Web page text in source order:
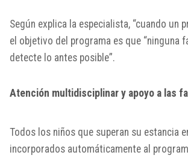
Según explica la especialista, “cuando un
el objetivo del programa es que
detecte lo antes posible”.
Atención multidisciplinar y apoyo a las
Todos los niños que superan su estancia
incorporados automáticamente al